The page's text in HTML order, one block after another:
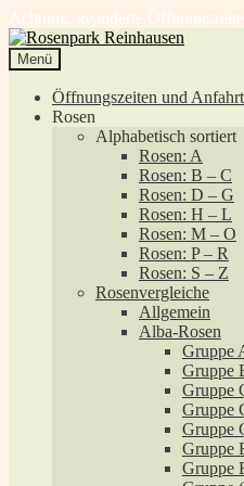
Achtung, geänderte
Zur
Navigation
springen
Zum
Inhalt
springen
Menü
Öffnungszeiten und
Rosen
Alphabetisch sortiert
Rosen: A
Rosen: B – C
Rosen: D – G
Rosen: H – L
Rosen: M – O
Rosen: P – R
Rosen: S – Z
Rosenvergleiche
Allgemein
Alba-Rosen
Gruppe
Gruppe
Gruppe
Gruppe
Gruppe
Gruppe
Gruppe